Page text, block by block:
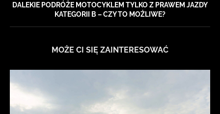
DALEKIE PODRÓŻE MOTOCYKLEM TYLKO Z PRAWEM JAZDY
KATEGORII B – CZY TO MOŻLIWE?
MOŻE CI SIĘ ZAINTERESOWAĆ